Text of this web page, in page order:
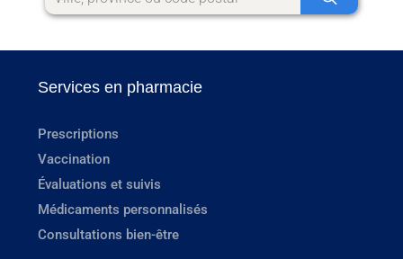
Services en pharmacie
Prescriptions
Vaccination
Évaluations et suivis
Médicaments personnalisés
Consultations bien-être